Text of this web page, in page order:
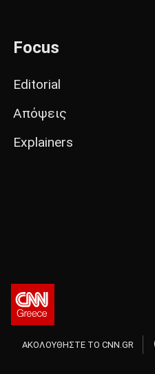
Focus
Editorial
Απόψεις
Explainers
ΑΚΟΛΟΥΘΗΣΤΕ ΤΟ CNN.GR